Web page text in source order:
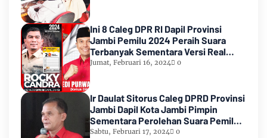
Ini 8 Caleg DPR RI Dapil Provinsi
Jambi Pemilu 2024 Peraih Suara
Terbanyak Sementara Versi Real
Count KPU RI
Jumat, Februari 16, 2024 0
Ir Daulat Sitorus Caleg DPRD Provinsi
Jambi Dapil Kota Jambi Pimpin
Sementara Perolehan Suara Pemilu
2024
Sabtu, Februari 17, 2024 0